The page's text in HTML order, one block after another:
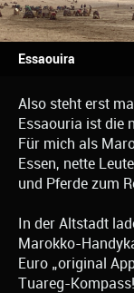
Essaouira
Also steht erst
Essaouria ist die
Für mich als
Essen, nette
und Pferde zum
In der Altstadt
Marokko-
Euro „original
Tuareg-